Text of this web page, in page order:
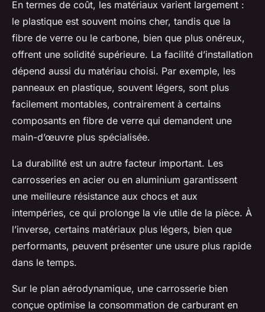
En termes de coût, les matériaux varient largement :
le plastique est souvent moins cher, tandis que la
fibre de verre ou le carbone, bien que plus onéreux,
offrent une solidité supérieure. La facilité d’installation
dépend aussi du matériau choisi. Par exemple, les
panneaux en plastique, souvent légers, sont plus
facilement montables, contrairement à certains
composants en fibre de verre qui demandent une
main-d’œuvre plus spécialisée.
La durabilité est un autre facteur important. Les
carrosseries en acier ou en aluminium garantissent
une meilleure résistance aux chocs et aux
intempéries, ce qui prolonge la vie utile de la pièce. À
l’inverse, certains matériaux plus légers, bien que
performants, peuvent présenter une usure plus rapide
dans le temps.
Sur le plan aérodynamique, une carrosserie bien
conçue optimise la consommation de carburant en